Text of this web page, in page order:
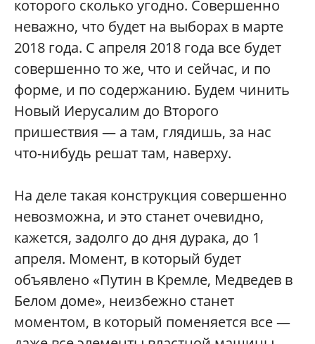
которого сколько угодно. Совершенно
неважно, что будет на выборах в марте
2018 года. С апреля 2018 года все будет
совершенно то же, что и сейчас, и по
форме, и по содержанию. Будем чинить
Новый Иерусалим до Второго
пришествия — а там, глядишь, за нас
что-нибудь решат там, наверху.
На деле такая конструкция совершенно
невозможна, и это станет очевидно,
кажется, задолго до дня дурака, до 1
апреля. Момент, в который будет
объявлено «Путин в Кремле, Медведев в
Белом доме», неизбежно станет
моментом, в который поменяется все —